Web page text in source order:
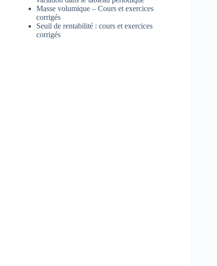
Masse volumique – Cours et exercices
corrigés
Seuil de rentabilité : cours et exercices
corrigés